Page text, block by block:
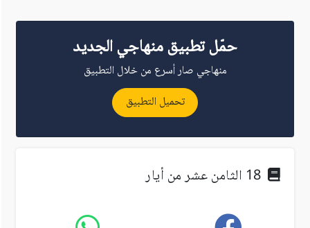
حمّل تطبيق منهاجي الجديد
منهاجي صار أسرع من خلال التطبيق
تحميل التطبيق